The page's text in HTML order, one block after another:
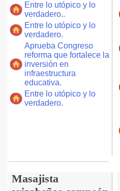
Entre lo utópico y lo
verdadero..
Entre lo utópico y lo
verdadero.
Aprueba Congreso
reforma que fortalece la
inversión en
infraestructura
educativa.
Entre lo utópico y lo
verdadero.
Masajista